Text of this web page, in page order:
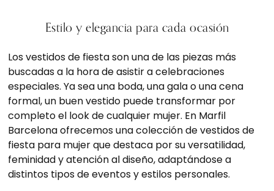
Estilo y elegancia para cada ocasión
Los vestidos de fiesta son una de las piezas más
buscadas a la hora de asistir a celebraciones
especiales. Ya sea una boda, una gala o una cena
formal, un buen vestido puede transformar por
completo el look de cualquier mujer. En Marfil
Barcelona ofrecemos una colección de vestidos de
fiesta para mujer que destaca por su versatilidad,
feminidad y atención al diseño, adaptándose a
distintos tipos de eventos y estilos personales.